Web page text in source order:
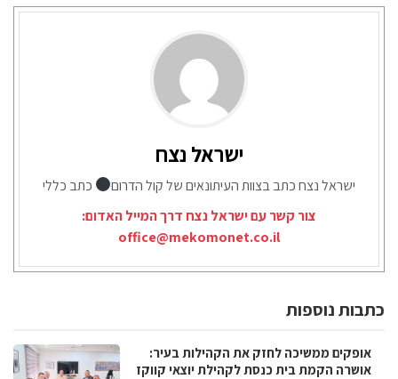
ישראל נצח
ישראל נצח כתב בצוות העיתונאים של קול הדרום
כתב כללי
צור קשר עם ישראל נצח דרך המייל האדום:
office@mekomonet.co.il
כתבות נוספות
אופקים ממשיכה לחזק את הקהילות בעיר:
אושרה הקמת בית כנסת לקהילת יוצאי קווקז